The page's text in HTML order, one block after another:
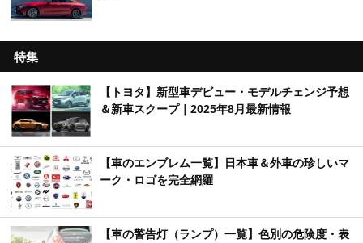
特集
【トヨタ】新型車デビュー・モデルチェンジ予想
＆新車スクープ｜2025年8月最新情報
【車のエンブレム一覧】日本車＆外車の珍しいマ
ーク・ロゴを完全網羅
【車の警告灯（ランプ）一覧】色別の危険度・表